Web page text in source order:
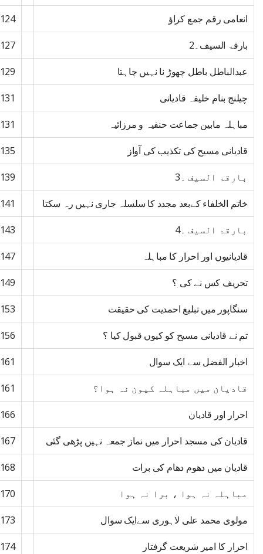
انعامی رقم جمع کراؤ 124
بارقۃ السیف۔2 127
عبدالباطل باطل چھوڑ نا نہیں چاہتا 129
چیلنج بنام خلیفہ قادیانی 131
مباہلہ مابین جماعت حنفیہ و مرزائیہ 131
قادیانی مسیح کی تکذیب کی آواز 135
بارقۃ السیف ۔3 139
خاتم الخلفاء کےبعد مجدد کا سلسلہ جاری نہیں رہ سکتا 141
بارقۃ السیف ۔4 143
قادیانیوں اور احرار کا مباہلہ 147
تحریف کس نے کی ؟ 149
سنگاپور میں تبلیغ احمدیت کی حقیقت 153
تم نے قادیانی مسیح کو کیوں قبول کیا ؟ 156
اخبار الفضل سے ایک سوال 161
قادیان میں مباہلہ کیون نہ ہوا؟ 161
احرار اور قادیان 166
قادیان کی مسجد احرار میں نماز جمعہ نہیں پڑھی گئی 167
قادیان میں دھوم دھام کی برات 168
مباہلہ نہ ہوا ، برا نہ ہوا 170
مولوی محمد علی لاہوری سےایک سوال 173
احرار کا امیر شریعت گرفتار 174